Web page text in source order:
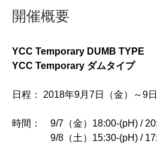
開催概要
YCC Temporary DUMB TYPE
YCC Temporary ダムタイプ
日程： 2018年9月7日（金）～9日
時間： 9/7（金）18:00-(pH) /
9/8（土）15:30-(pH) /